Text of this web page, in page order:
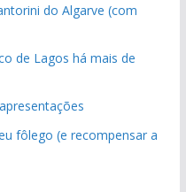
do Algarve (com
de Lagos há mais de
fôlego (e recompensar a